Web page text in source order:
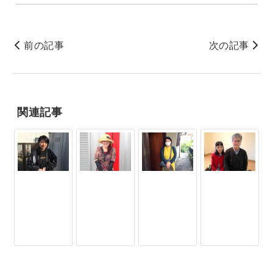
前の記事 次の記事
関連記事